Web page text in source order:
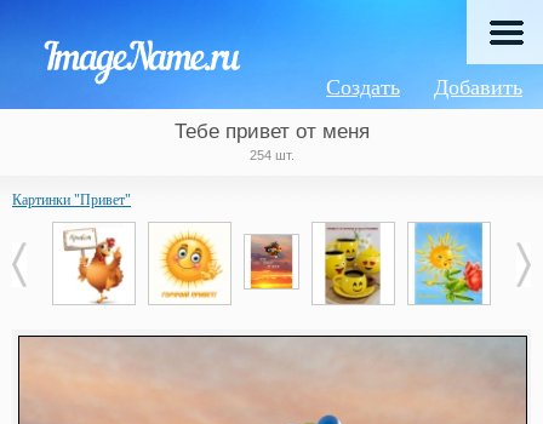
Добавить
Создать
Тебе привет от меня
254 шт.
Картинки "Привет"